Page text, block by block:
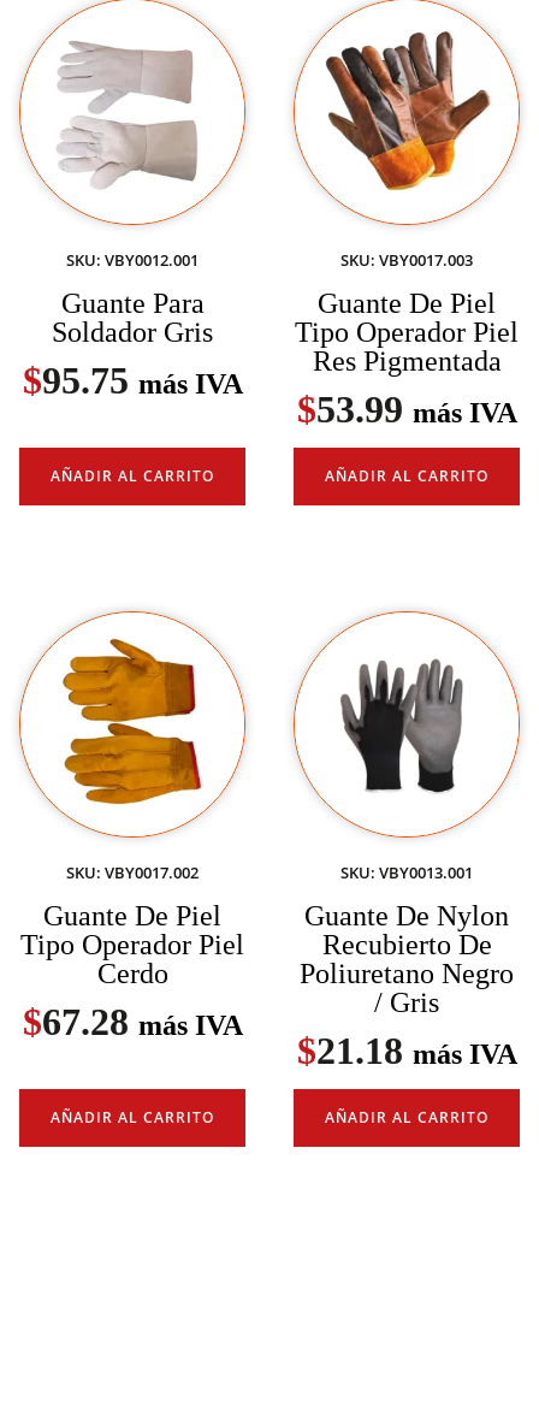
SKU: VBY0012.001
Guante Para
Soldador Gris
$95.75 más IVA
AÑADIR AL CARRITO
SKU: VBY0017.003
Guante De Piel
Tipo Operador Piel
Res Pigmentada
$53.99 más IVA
AÑADIR AL CARRITO
SKU: VBY0017.002
Guante De Piel
Tipo Operador Piel
Cerdo
$67.28 más IVA
AÑADIR AL CARRITO
SKU: VBY0013.001
Guante De Nylon
Recubierto De
Poliuretano Negro
/ Gris
$21.18 más IVA
AÑADIR AL CARRITO